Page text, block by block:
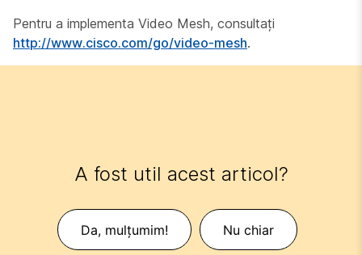
Pentru a implementa Video Mesh, consultați
http://www.cisco.com/go/video-mesh.
A fost util acest articol?
Da, mulțumim! Nu chiar